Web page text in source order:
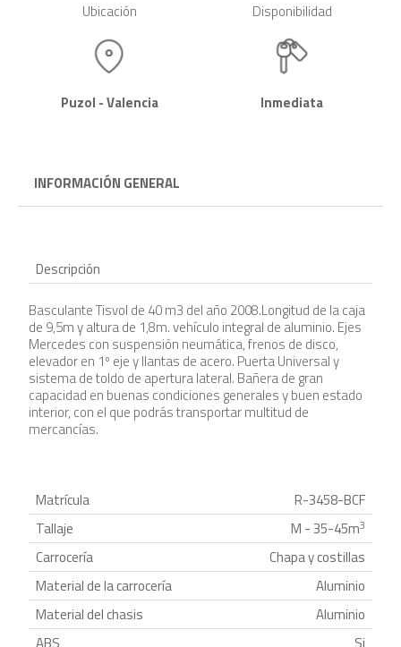
Ubicación
Puzol - Valencia
Disponibilidad
Inmediata
INFORMACIÓN GENERAL
Descripción
Basculante Tisvol de 40 m3 del año 2008.Longitud de la caja
de 9,5m y altura de 1,8m. vehículo integral de aluminio. Ejes
Mercedes con suspensión neumática, frenos de disco,
elevador en 1º eje y llantas de acero. Puerta Universal y
sistema de toldo de apertura lateral. Bañera de gran
capacidad en buenas condiciones generales y buen estado
interior, con el que podrás transportar multitud de
mercancías.
Matrícula
R-3458-BCF
Tallaje
M - 35-45m3
Carrocería
Chapa y costillas
Material de la carrocería
Aluminio
Material del chasis
Aluminio